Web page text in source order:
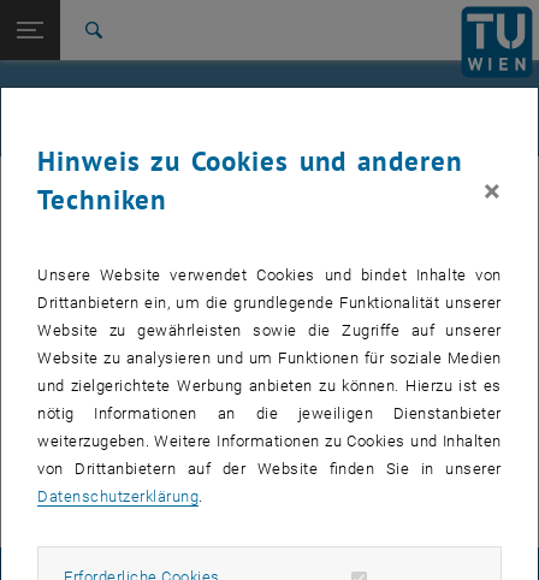
TU Login
Studium
International
Zur 1. Menü Ebene
TU Wien
Zurück: Subseiten von Aktuelles auflisten
Zurück zur letzten Ebene:
Aktuelles
01. März 2022
Mila Kössldorfer hat mit Ende Februar das SRF verlassen. Das
gesamte Team bedankt sich für die ausgezeichnete
Zusammenarbeit und Unterstützung in Lehre, Forschung und
Verwaltung - insbesondere für die großartige Unterstützung im
Rahmen der Aufbereitung der GIS-Lehrunterlagen!
Hinweis zu Cookies und anderen
Techniken
×
Unsere Website verwendet Cookies und bindet Inhalte von
Drittanbietern ein, um die grundlegende Funktionalität unserer
Website zu gewährleisten sowie die Zugriffe auf unserer
Website zu analysieren und um Funktionen für soziale Medien
und zielgerichtete Werbung anbieten zu können. Hierzu ist es
nötig Informationen an die jeweiligen Dienstanbieter
weiterzugeben. Weitere Informationen zu Cookies und Inhalten
von Drittanbietern auf der Website finden Sie in unserer
Datenschutzerklärung.
Erforderliche Cookies zulassen